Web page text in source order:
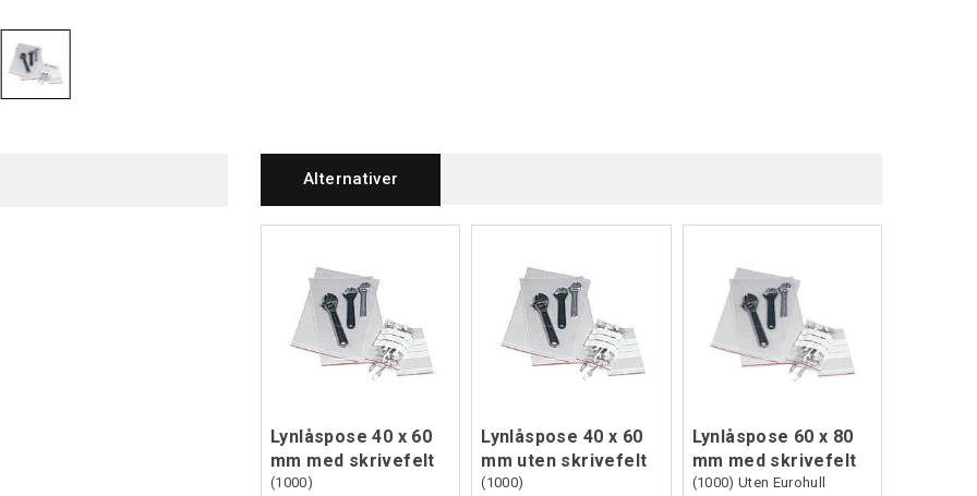
Alternativer
Lynlåspose 40 x 60
mm med skrivefelt
(1000)
Lynlåspose 40 x 60
mm uten skrivefelt
(1000)
Lynlåspose 60 x 80
mm med skrivefelt
(1000) Uten Eurohull